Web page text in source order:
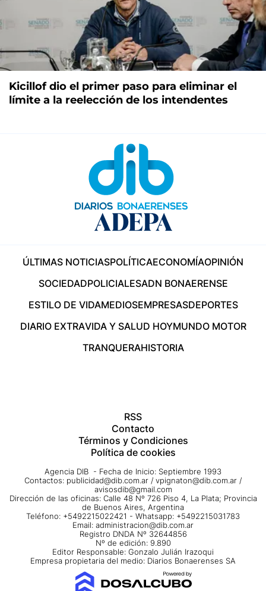
Kicillof dio el primer paso para eliminar el
límite a la reelección de los intendentes
ÚLTIMAS NOTICIASPOLÍTICAECONOMÍAOPINIÓN
SOCIEDADPOLICIALESADN BONAERENSE
ESTILO DE VIDAMEDIOSEMPRESASDEPORTES
DIARIO EXTRAVIDA Y SALUD HOYMUNDO MOTOR
TRANQUERAHISTORIA
RSS
Contacto
Términos y Condiciones
Política de cookies
Agencia DIB - Fecha de Inicio: Septiembre 1993
Contactos: publicidad@dib.com.ar / vpignaton@dib.com.ar /
avisosdib@gmail.com
Dirección de las oficinas: Calle 48 Nº 726 Piso 4, La Plata; Provincia
de Buenos Aires, Argentina
Teléfono: +5492215022421 - Whatsapp: +5492215031783
Email: administracion@dib.com.ar
Registro DNDA Nº 32644856
Nº de edición: 9.890
Editor Responsable: Gonzalo Julián Irazoqui
Empresa propietaria del medio: Diarios Bonaerenses SA